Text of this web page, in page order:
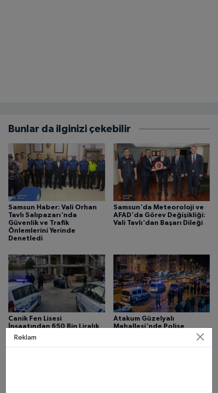
Bunlar da ilginizi çekebilir
Samsun Haber: Vali Orhan
Tavlı Salıpazarı'nda
Güvenlik ve Trafik
Önlemlerini Yerinde
Denetledi
Samsun'da Meteoroloji ve
AFAD'da Görev Değişikliği:
Vali Tavlı'dan Başarı Dileği
Canik Fen Lisesi
İnşaatından 650 Bin Liralık
Kablo Çalındı: Şüpheli
Gözaltında
Atakum Güzelyalı
Mahallesi'nde Polise
Saldıran İki Kişi Tutuklandı
Reklam